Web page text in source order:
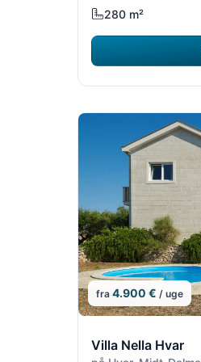
280 m²
fra 4.900 € / uge
Villa Nella Hvar